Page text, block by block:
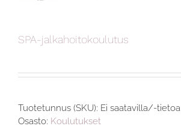
SPA-jalkahoitokoulutus
Tuotetunnus (SKU): Ei saatavilla/-tietoa
Osasto: Koulutukset